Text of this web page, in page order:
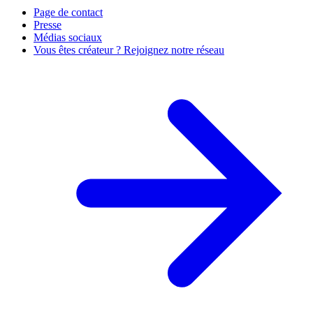
Page de contact
Presse
Médias sociaux
Vous êtes créateur ? Rejoignez notre réseau